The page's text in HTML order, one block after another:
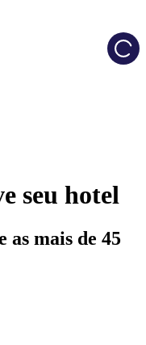
seu hotel
as mais de 45